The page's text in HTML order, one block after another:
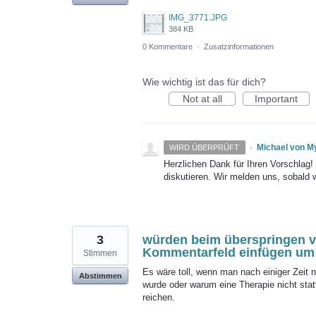
IMG_3771.JPG
384 KB
0 Kommentare · Zusatzinformationen
Wie wichtig ist das für dich?
Not at all
Important
WIRD ÜBERPRÜFT · Michael von
Herzlichen Dank für Ihren
diskutieren. Wir melden uns, sobald
würden beim überspringen
Kommentarfeld einfügen
Es wäre toll, wenn man nach einiger Zeit
wurde oder warum eine Therapie nicht
reichen.
3
Stimmen
Abstimmen